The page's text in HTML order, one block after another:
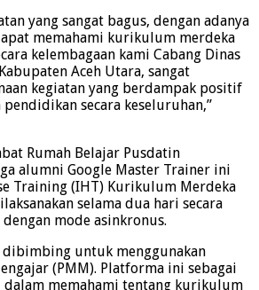
yang sangat bagus, dengan adanya
memahami kurikulum merdeka
kelembagaan kami Cabang Dinas
Aceh Utara, sangat
kegiatan yang berdampak positif
secara keseluruhan,”
Rumah Belajar Pusdatin
alumni Google Master Trainer ini
Training (IHT) Kurikulum Merdeka
selama dua hari secara
mode asinkronus.
untuk menggunakan
(PMM). Platforma ini sebagai
memahami tentang kurikulum